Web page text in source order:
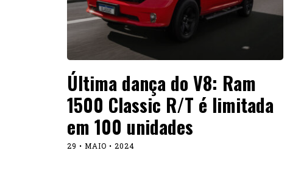
Última dança do V8: Ram
1500 Classic R/T é limitada
em 100 unidades
29 • MAIO • 2024